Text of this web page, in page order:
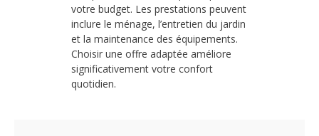
votre budget. Les prestations peuvent
inclure le ménage, l’entretien du jardin
et la maintenance des équipements.
Choisir une offre adaptée améliore
significativement votre confort
quotidien.